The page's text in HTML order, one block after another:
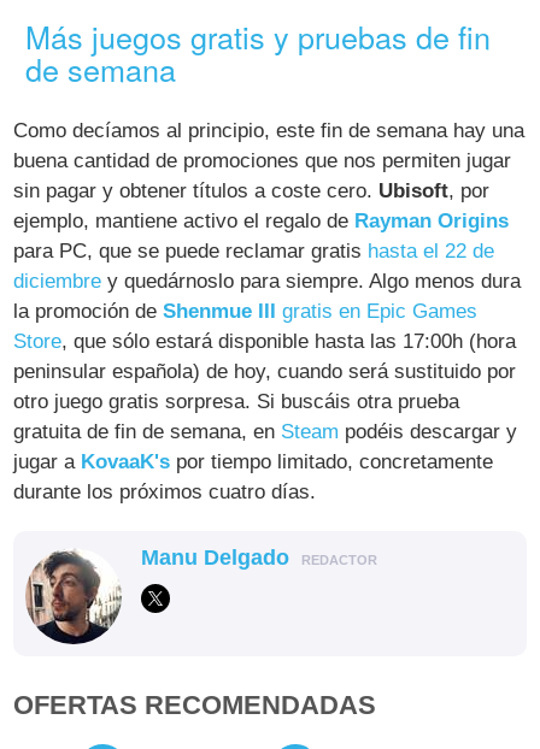
Más juegos gratis y pruebas de fin
de semana
Como decíamos al principio, este fin de semana hay una
buena cantidad de promociones que nos permiten jugar
sin pagar y obtener títulos a coste cero. Ubisoft, por
ejemplo, mantiene activo el regalo de Rayman Origins
para PC, que se puede reclamar gratis hasta el 22 de
diciembre y quedárnoslo para siempre. Algo menos dura
la promoción deShenmue III gratis en Epic Games
Store, que sólo estará disponible hasta las 17:00h (hora
peninsular española) de hoy, cuando será sustituido por
otro juego gratis sorpresa. Si buscáis otra prueba
gratuita de fin de semana, en Steam podéis descargar y
jugar a KovaaK's por tiempo limitado, concretamente
durante los próximos cuatro días.
Manu Delgado REDACTOR
OFERTAS RECOMENDADAS